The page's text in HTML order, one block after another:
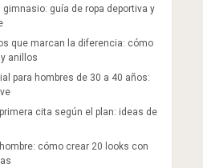
guía de ropa deportiva y
que marcan la diferencia: cómo
anillos
para hombres de 30 a 40 años:
cita según el plan: ideas de
cómo crear 20 looks con